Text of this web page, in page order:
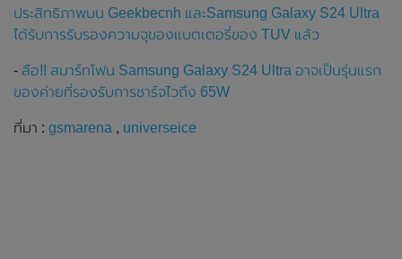
ประสิทธิภาพบน Geekbecnh และSamsung Galaxy S24 Ultra
ได้รับการรับรองความจุของแบตเตอรี่ของ TUV แล้ว
- ลือ!! สมาร์ทโฟน Samsung Galaxy S24 Ultra อาจเป็นรุ่นแรก
ของค่ายที่รองรับการชาร์จไวถึง 65W
ที่มา : gsmarena , universeice